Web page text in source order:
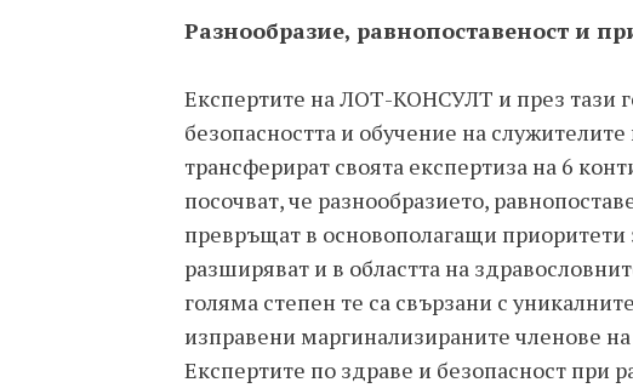
Разнообразие, равнопоставеност и
Експертите на ЛОТ-КОНСУЛТ и през тази
безопасността и обучение на
трансферират своята експертиза на 6
посочват, че разнообразието,
превръщат в основополагащи приоритети
разширяват и в областта на
голяма степен те са свързани с
изправени маргинализираните членове
Експертите по здраве и безопасност при